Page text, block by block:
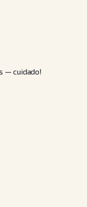
— cuidado!